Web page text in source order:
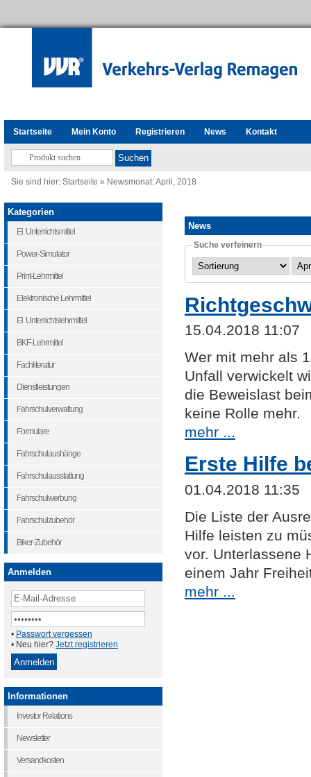
Startseite Mein Konto Registrieren News Kontakt
Sie sind hier: Startseite » Newsmonat: April, 2018
News
Suche verfeinern
15.04.2018 11:07
Wer mit mehr als
Unfall verwickelt
die Beweislast
keine Rolle mehr.
mehr ...
Erste Hilfe
01.04.2018 11:35
Die Liste der
Hilfe leisten zu
vor. Unterlassene
einem Jahr
mehr ...
Kategorien
El. Unterrichtsmittel
Power-Simulator
Print-Lehrmittel
Elektronische Lehrmittel
El. Unterrichtslehrmittel
BKF-Lehrmittel
Fachliteratur
Dienstleistungen
Fahrschulverwaltung
Formulare
Fahrschulaushänge
Fahrschulausstattung
Fahrschulwerbung
Fahrschulzubehör
Biker-Zubehör
Anmelden
• Passwort vergessen
• Neu hier? Jetzt registrieren
Informationen
Investor Relations
Newsletter
Versandkosten